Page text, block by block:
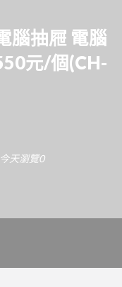
腦抽屜 電腦
元/個(CH-
天瀏覽0